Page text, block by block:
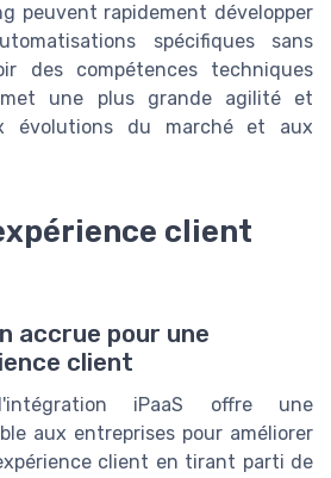
peuvent rapidement développer
spécifiques sans
des compétences techniques
une plus grande agilité et
évolutions du marché et aux
client
accrue pour une
client
iPaaS offre une
aux entreprises pour améliorer
client en tirant parti de